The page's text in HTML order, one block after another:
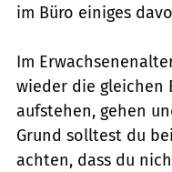
im Büro einiges
Im
wieder die gleichen
aufstehen, gehen
Grund solltest du
achten, dass du